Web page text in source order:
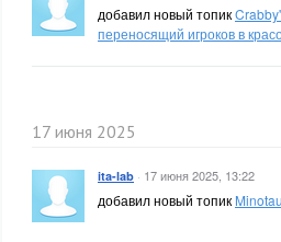
добавил новый топик
переносящий игроков в
17 июня 2025
ita-lab · 17 июня 2025, 13:22
добавил новый топик